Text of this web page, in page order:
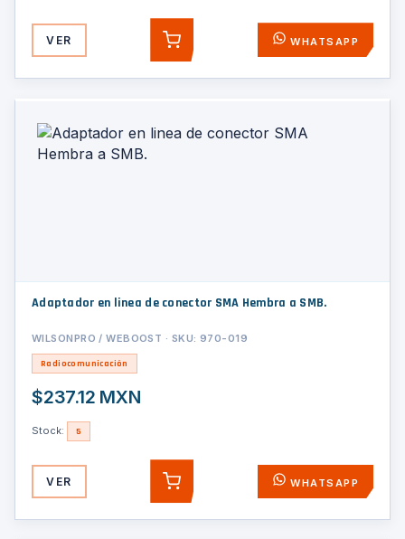
VER AGREGAR WHATSAPP
Adaptador en linea de conector SMA Hembra a SMB.
WILSONPRO / WEBOOST · SKU: 970-019
Radiocomunicación
$237.12 MXN
Stock: 5
VER AGREGAR WHATSAPP